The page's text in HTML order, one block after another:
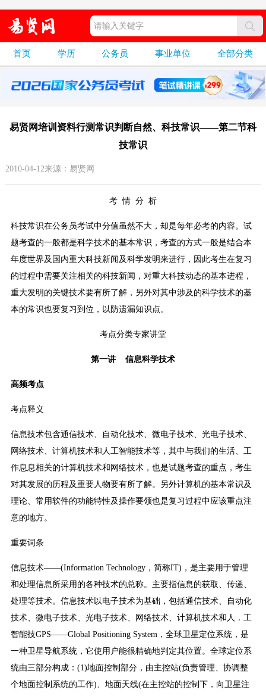
首页 学历 公务员 事业单位 全部分类
易贤网培训资料行测常识判断自然、科技常识——第二节科
技常识
2010-04-12来源：易贤网
考 情 分 析
科技常识在公务员考试中分值虽然不大，却是每年必考的内容。试
题考查的一般都是科学技术的基本常识，考查的方式一般是结合本
年度世界及国内重大科技新闻及科学发明来进行，因此考生在复习
的过程中需要关注相关的科技新闻，对重大科技动态的基本进程，
重大发明的关键技术要有所了解，另外对其中涉及的科学技术的基
本的常识也要复习到位，以防遗漏知识点。
考点分类专家讲堂
第一讲 信息科学技术
高频考点
考点释义
信息技术包含通信技术、自动化技术、微电子技术、光电子技术、
网络技术、计算机技术和人工智能技术等，其中与我们的生活、工
作息息相关的计算机技术和网络技术，也是试题考查的重点，考生
对其发展的历程及重要人物要有所了解。另外计算机的基本常识及
理论、常用软件的功能特性及操作要领也是复习过程中应该重点注
意的地方。
重要词条
信息技术——(Information Technology，简称IT)，是主要用于管理
和处理信息所采用的各种技术的总称。主要指信息的获取、传递、
处理等技术。信息技术以电子技术为基础，包括通信技术、自动化
技术、微电子技术、光电子技术、网络技术、计算机技术和人．工
智能技GPS——Global Positioning System，全球卫星定位系统，是
一种卫星导航系统，它使用户能很精确地判定其位置。全球定位系
统由三部分构成：(1)地面控制部分，由主控站(负责管理、协调整
个地面控制系统的工作)、地面天线(在主控站的控制下，向卫星注